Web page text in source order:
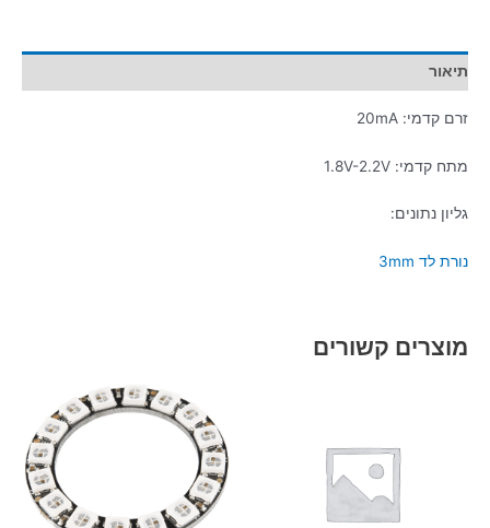
תיאור
זרם קדמי: 20mA
מתח קדמי: 1.8V-2.2V
גליון נתונים:
נורת לד 3mm
מוצרים קשורים